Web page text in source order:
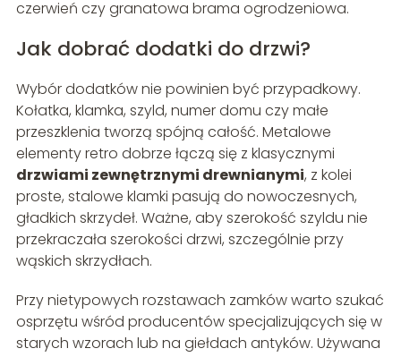
czerwień czy granatowa brama ogrodzeniowa.
Jak dobrać dodatki do drzwi?
Wybór dodatków nie powinien być przypadkowy.
Kołatka, klamka, szyld, numer domu czy małe
przeszklenia tworzą spójną całość. Metalowe
elementy retro dobrze łączą się z klasycznymi
drzwiami zewnętrznymi drewnianymi, z kolei
proste, stalowe klamki pasują do nowoczesnych,
gładkich skrzydeł. Ważne, aby szerokość szyldu nie
przekraczała szerokości drzwi, szczególnie przy
wąskich skrzydłach.
Przy nietypowych rozstawach zamków warto szukać
osprzętu wśród producentów specjalizujących się w
starych wzorach lub na giełdach antyków. Używana